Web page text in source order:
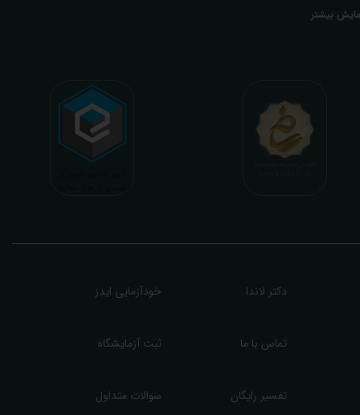
با تایید و مهر پزشک متخصص) میباشد. رسالت ما در تفسیر، استخراج حداکثر
بیمه ها، افزایش تمایل افراد به انجام آزمایش (با دریافت اطلاعاتی دقیقتر، کاربردی، قابل
و شخصی سازی شده) میگردد. تا درنهایت به جامعه ای سالم تر برای تبدیل شدن به
پیشرفته (دیر و زود داره سوخت و سوز نداره...) برسیم. قابل ذکر است که جواب
آنلاین به نتایج هیچ یک از کاربران بصورت مستقیم دسترسی ندارد و موارد تفسیر نیز
با درخواست و ارسال خود کاربر انجام میگیرد و ما تابع اصول اخلاق پزشکی و حرفه ای
بیشتر
دکتر لاندا
تفسیر رایگان
خودآزمایی ایدز
ثبت آزمایشگاه تماس با ما
سوالات متداول